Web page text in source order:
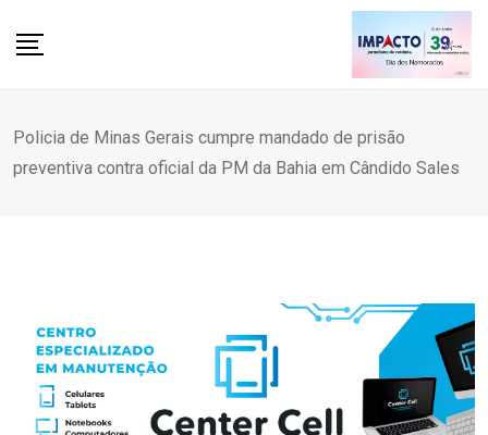
Policia de Minas Gerais cumpre mandado de prisão
preventiva contra oficial da PM da Bahia em Cândido Sales